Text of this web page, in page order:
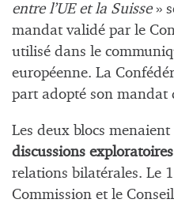
entre l’UE et la Suisse»
mandat validé par le
utilisé dans le
européenne. La
part adopté son mandat
Les deux blocs
discussions exploratoires
relations bilatérales. Le
Commission et le